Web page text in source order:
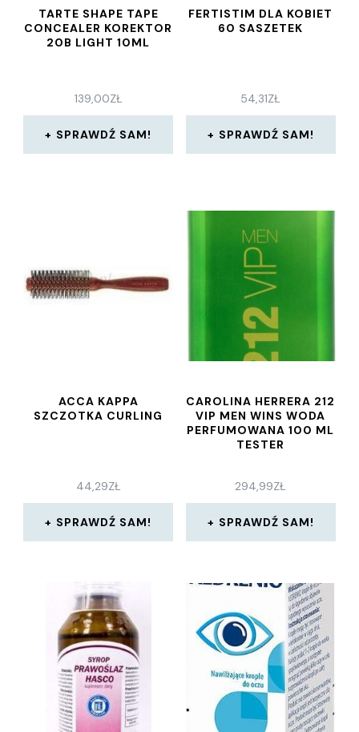
TARTE SHAPE TAPE
CONCEALER KOREKTOR
20B LIGHT 10ML
139,00ZŁ
SPRAWDŹ SAM!
FERTISTIM DLA KOBIET
60 SASZETEK
54,31ZŁ
SPRAWDŹ SAM!
ACCA KAPPA
SZCZOTKA CURLING
44,29ZŁ
SPRAWDŹ SAM!
CAROLINA HERRERA 212
VIP MEN WINS WODA
PERFUMOWANA 100 ML
TESTER
294,99ZŁ
SPRAWDŹ SAM!